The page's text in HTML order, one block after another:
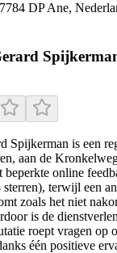
DP Ane,
Spijkerman is een
aan de
beperkte online
terwijl een
zoals het niet
is de
roept vragen op
één positieve